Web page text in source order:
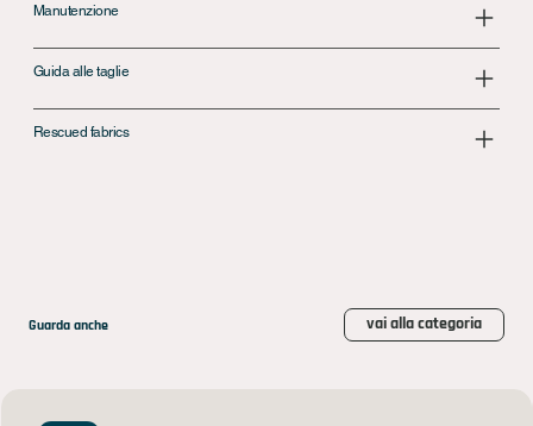
Manutenzione
Guida alle taglie
Rescued fabrics
Guarda anche vai alla categoria